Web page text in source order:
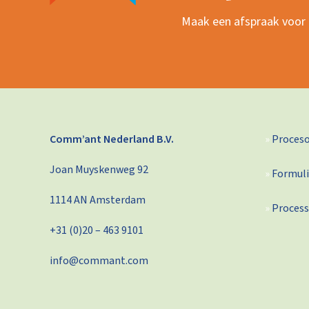
Maak een afspraak
Comm’ant Nederland B.V.
Joan Muyskenweg 92
1114 AN Amsterdam
+31 (0)20 – 463 9101
info@commant.com